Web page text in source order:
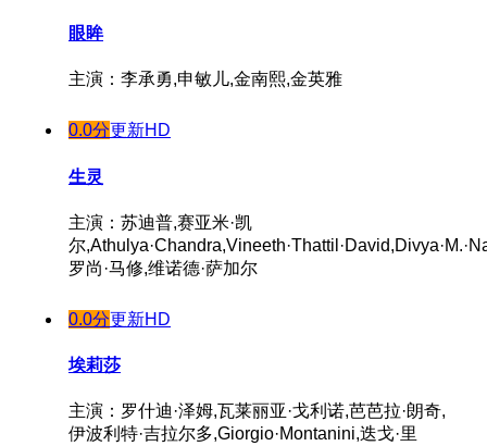
眼眸
主演：李承勇,申敏儿,金南熙,金英雅
0.0分更新HD
生灵
主演：苏迪普,赛亚米·凯
尔
罗尚·马修,维诺德·萨加尔
0.0分更新HD
埃莉莎
主演：罗什迪·泽姆,瓦莱丽亚·戈利诺,芭芭拉·朗奇,
伊波利特·吉拉尔多,Giorgio·Montanini,迭戈·里